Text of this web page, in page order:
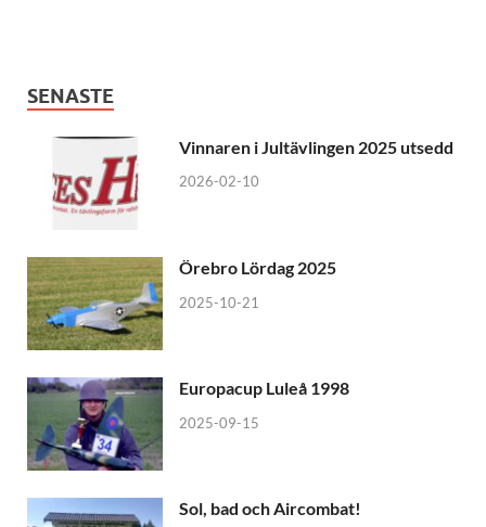
SENASTE
Vinnaren i Jultävlingen 2025 utsedd
2026-02-10
Örebro Lördag 2025
2025-10-21
Europacup Luleå 1998
2025-09-15
Sol, bad och Aircombat!